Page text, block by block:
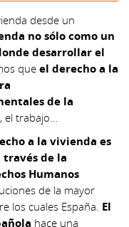
desde un
no sólo como un
desarrollar el
que el derecho a la
de la
el trabajo...
a la vivienda es
través de la
Humanos
de la mayor
los cuales España. El
hace una